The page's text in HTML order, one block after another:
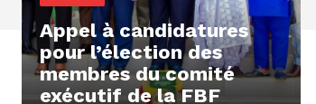
Appel à candidatures
pour l’élection des
membres du comité
exécutif de la FBF